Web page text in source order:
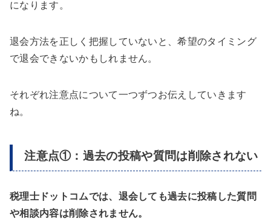
になります。
退会方法を正しく把握していないと、希望のタイミング
で退会できないかもしれません。
それぞれ注意点について一つずつお伝えしていきます
ね。
注意点①：過去の投稿や質問は削除されない
税理士ドットコムでは、退会しても過去に投稿した質問
や相談内容は削除されません。